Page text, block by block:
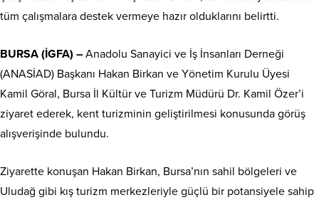
tüm çalışmalara destek vermeye hazır olduklarını belirtti.
BURSA (İGFA) – Anadolu Sanayici ve İş İnsanları Derneği
(ANASİAD) Başkanı Hakan Birkan ve Yönetim Kurulu Üyesi
Kamil Göral, Bursa İl Kültür ve Turizm Müdürü Dr. Kamil Özer’i
ziyaret ederek, kent turizminin geliştirilmesi konusunda görüş
alışverişinde bulundu.
Ziyarette konuşan Hakan Birkan, Bursa’nın sahil bölgeleri ve
Uludağ gibi kış turizm merkezleriyle güçlü bir potansiyele sahip